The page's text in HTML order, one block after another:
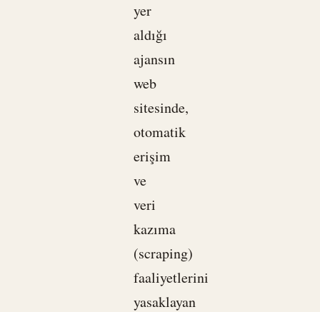
yer
aldığı
ajansın
web
sitesinde,
otomatik
erişim
ve
veri
kazıma
(scraping)
faaliyetlerini
yasaklayan